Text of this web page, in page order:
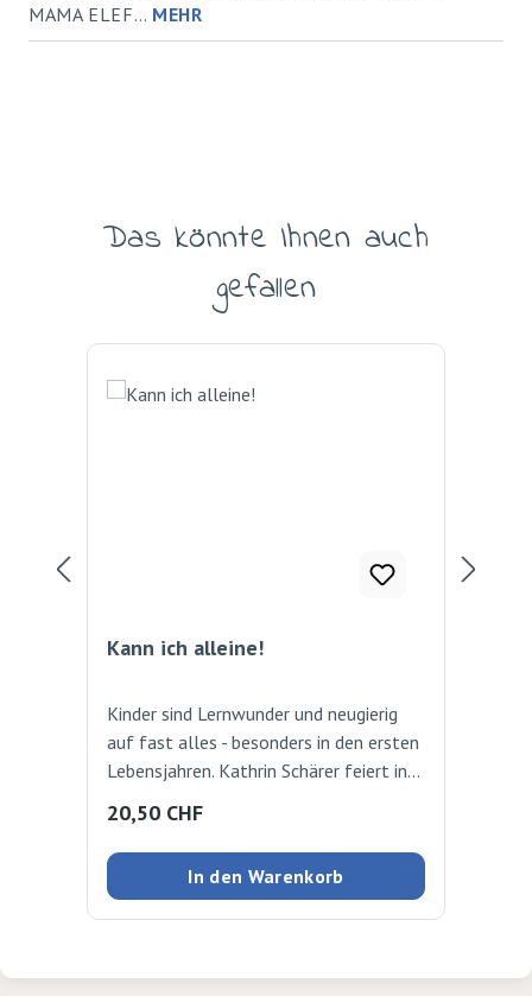
MAMA ELEF… MEHR
Produktgalerie überspringen
Das könnte Ihnen auch
gefallen
Kann ich alleine!
Kinder sind Lernwunder und neugierig
auf fast alles - besonders in den ersten
Lebensjahren. Kathrin Schärer feiert in
Entdeckungsreisen und zeigt, was schon
die Kleinsten alles können, wenn man
ihnen Anregung bietet und etwas
zutraut. Autor: Kathrin Schärer Verlag:
Regulärer Preis:
20,50 CHF
In den Warenkorb